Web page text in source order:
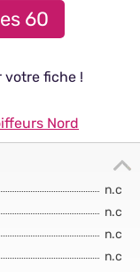
60
votre fiche !
Nord
n.c
n.c
n.c
n.c